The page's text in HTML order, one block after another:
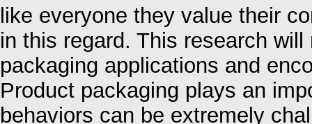
like everyone they value their
in this regard. This research
packaging applications and
Product packaging plays an
behaviors can be extremely